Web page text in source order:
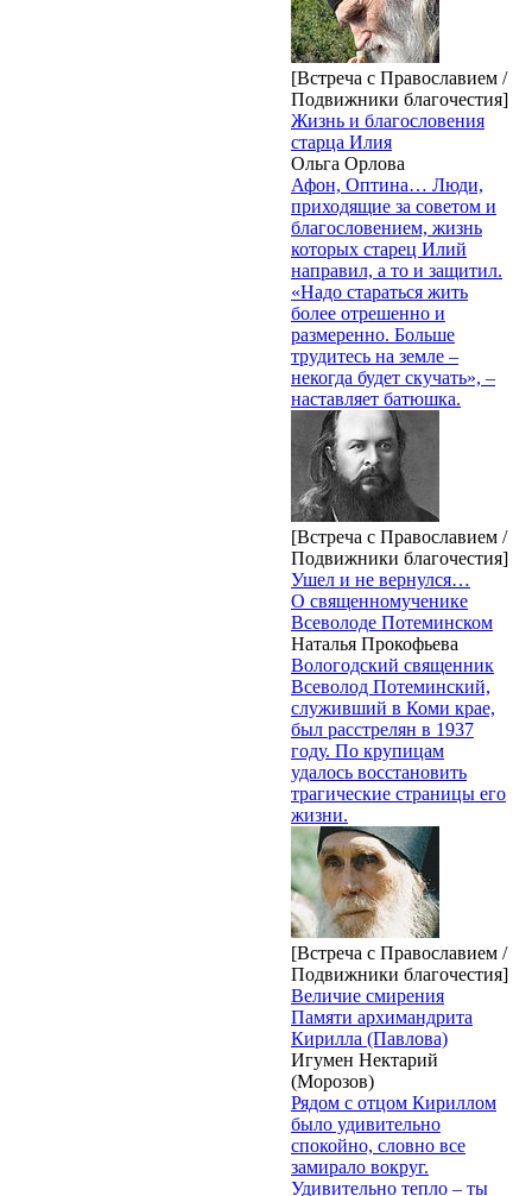
[Встреча с Православием /
Подвижники благочестия]
Жизнь и благословения
старца Илия
Ольга Орлова
Афон, Оптина… Люди,
приходящие за советом и
благословением, жизнь
которых старец Илий
направил, а то и защитил.
«Надо стараться жить
более отрешенно и
размеренно. Больше
трудитесь на земле –
некогда будет скучать», –
наставляет батюшка.
[Встреча с Православием /
Подвижники благочестия]
Ушел и не вернулся…
О священномученике
Всеволоде Потеминском
Наталья Прокофьева
Вологодский священник
Всеволод Потеминский,
служивший в Коми крае,
был расстрелян в 1937
году. По крупицам
удалось восстановить
трагические страницы его
жизни.
[Встреча с Православием /
Подвижники благочестия]
Величие смирения
Памяти архимандрита
Кирилла (Павлова)
Игумен Нектарий
(Морозов)
Рядом с отцом Кириллом
было удивительно
спокойно, словно все
замирало вокруг.
Удивительно тепло – ты